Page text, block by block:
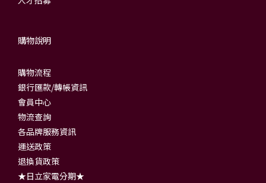
購物說明
購物流程
銀行匯款/轉帳資訊
會員中心
物流查詢
各品牌服務資訊
運送政策
退換貨政策
★日立家電分期★